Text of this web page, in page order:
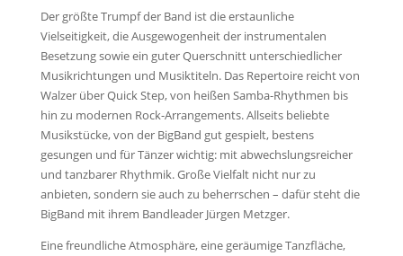
Der größte Trumpf der Band ist die erstaun­liche
Vielseitigkeit, die Ausgewogenheit der instru­mentalen
Besetzung sowie ein guter Querschnitt unterschiedlicher
Musikrichtungen und Musiktiteln. Das Repertoire reicht von
Walzer über Quick Step, von heißen Samba-Rhythmen bis
hin zu modernen Rock-Arrangements.Allseits beliebte
Musikstücke, von der BigBand gut gespielt, bestens
gesungen und für Tänzer wichtig: mit abwechslungsreicher
und tanzbarer Rhythmik.Große Vielfalt nicht nur zu
anbieten, sondern sie auch zu beherrschen – dafür steht die
BigBand mit ihrem Bandleader Jürgen Metzger.
Eine freundliche Atmosphäre, eine geräumige Tanz­fläche,